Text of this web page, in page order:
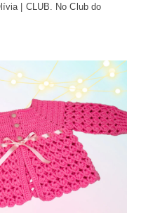
| CLUB. No Club do